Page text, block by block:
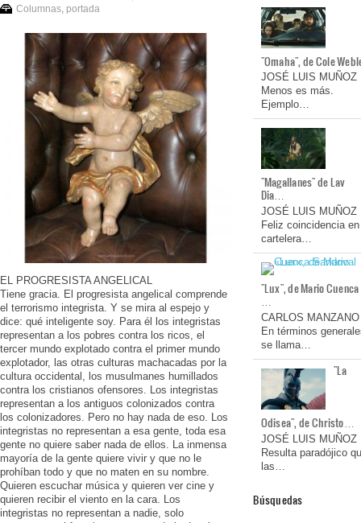
Columnas portada
EL PROGRESISTA ANGELICAL
Tiene gracia. El progresista angelical comprende
el terrorismo integrista. Y se mira al espejo y
dice: qué inteligente soy. Para él los integristas
representan a los pobres contra los ricos, el
tercer mundo explotado contra el primer mundo
explotador, las otras culturas machacadas por la
cultura occidental, los musulmanes humillados
contra los cristianos ofensores. Los integristas
representan a los antiguos colonizados contra
los colonizadores. Pero no hay nada de eso. Los
integristas no representan a esa gente, toda esa
gente no quiere saber nada de ellos. La inmensa
mayoría de la gente quiere vivir y que no le
prohíban todo y que no maten en su nombre.
Quieren escuchar música y quieren ver cine y
quieren recibir el viento en la cara. Los
integristas no representan a nadie, solo
"Omaha", de Cole
JOSÉ LUIS MUÑOZ
Menos es más.
Ejemplo…
"Magallanes" de Lav
Dia…
JOSÉ LUIS MUÑOZ
Feliz coincidencia en
cartelera…
"Lux", de Mario Cuenca
…
CARLOS MANZANO
En términos
se llama…
"La
Odisea", de Christo…
JOSÉ LUIS MUÑOZ
Resulta paradójico
las…
Búsquedas